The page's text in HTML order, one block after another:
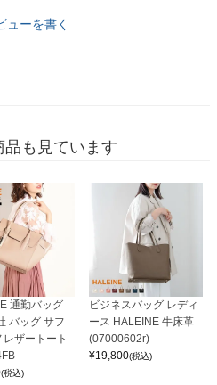
ューを書く
も見ています
通勤バッグ
バッグ サフ
レザートート
(税込)
ビジネスバッグ レディ
ース HALEINE 牛床革
(07000602r)
¥19,800(税込)